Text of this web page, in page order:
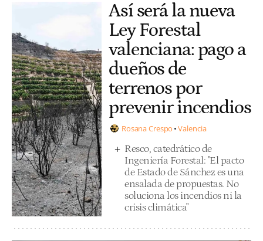
Así será la nueva
Ley Forestal
valenciana: pago a
dueños de
terrenos por
prevenir incendios
Rosana Crespo Valencia
Resco, catedrático de
Ingeniería Forestal: "El pacto
de Estado de Sánchez es una
ensalada de propuestas. No
soluciona los incendios ni la
crisis climática"